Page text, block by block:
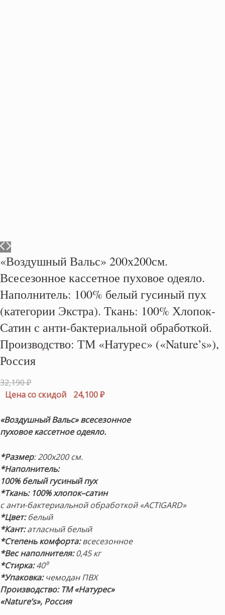
«Воздушный Вальс» 200х200см.
Всесезонное кассетное пуховое одеяло.
Наполнитель: 100% белый гусиный пух
(категории Экстра). Ткань: 100% Хлопок-
Сатин с анти-бактериальной обработкой.
Производство: ТМ «Натурес» («Nature’s»),
Россия
32,190₽Первоначальная
цена
32,190 ₽.
Цена со скидой 24,100₽Текущая
24,100 ₽.
«Воздушный Вальс» всесезонное
пуховое кассетное одеяло.
*Размер: 200х200 см.
*Наполнитель:
100% белый гусиный пух
*Ткань: 100% хлопок–сатин
с анти-бактериальной обработкой «ACTIGARD»
*Цвет:белый
*Кант:атласный белый
*Степень комфорта:всесезонное
*Вес наполнителя:0,45 кг
*Стирка:40⁰
*Упаковка:чемодан ПВХ
Производство: ТМ «Натурес»
«Nature’s», Россия